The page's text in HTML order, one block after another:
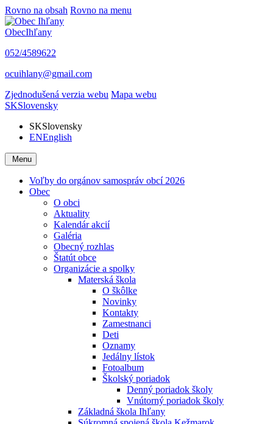
Rovno na obsah Rovno na menu
ObecIhľany
052/4589622
ocuihlany@gmail.com
Zjednodušená verzia webu Mapa webu
SKSlovensky
SKSlovensky
ENEnglish
Menu
Voľby do orgánov samospráv obcí 2026
Obec
O obci
Aktuality
Kalendár akcií
Galéria
Obecný rozhlas
Štatút obce
Organizácie a spolky
Materská škola
O škôlke
Novinky
Kontakty
Zamestnanci
Deti
Oznamy
Jedálny lístok
Fotoalbum
Školský poriadok
Denný poriadok školy
Vnútorný poriadok školy
Základná škola Ihľany